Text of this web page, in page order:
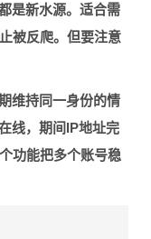
是新水源。适合需
被反爬。但要注意
维持同一身份的情
线，期间IP地址完
功能把多个账号稳